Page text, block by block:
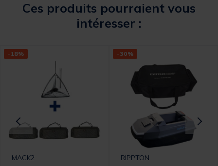
Ces produits pourraient vous
intéresser :
-18%
MACK2
-30%
RIPPTON